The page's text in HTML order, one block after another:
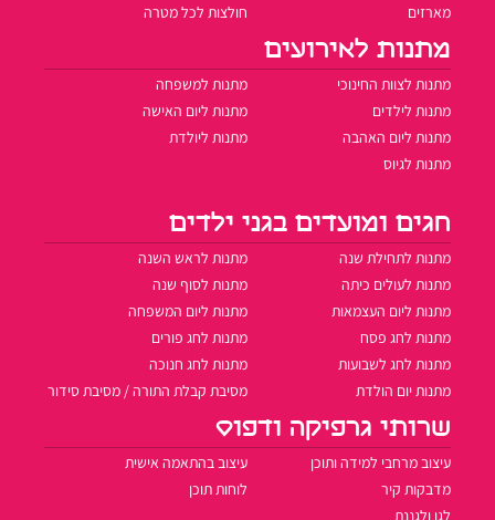
מארזים
חולצות לכל מטרה
מתנות לאירועים
מתנות לצוות החינוכי
מתנות למשפחה
מתנות לילדים
מתנות ליום האישה
מתנות ליום האהבה
מתנות ליולדת
מתנות לגיוס
חגים ומועדים בגני ילדים
מתנות לתחילת שנה
מתנות לראש השנה
מתנות לעולים כיתה
מתנות לסוף שנה
מתנות ליום העצמאות
מתנות ליום המשפחה
מתנות לחג פסח
מתנות לחג פורים
מתנות לחג לשבועות
מתנות לחג חנוכה
מתנות יום הולדת
מסיבת קבלת התורה / מסיבת סידור
שרותי גרפיקה ודפוס
עיצוב מרחבי למידה ותוכן
עיצוב בהתאמה אישית
מדבקות קיר
לוחות תוכן
לגן ולגננת